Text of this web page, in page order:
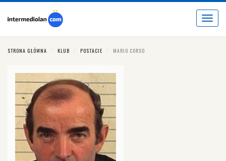
Toggle
STRONA GŁÓWNA KLUB POSTACIE MARIO CORSO